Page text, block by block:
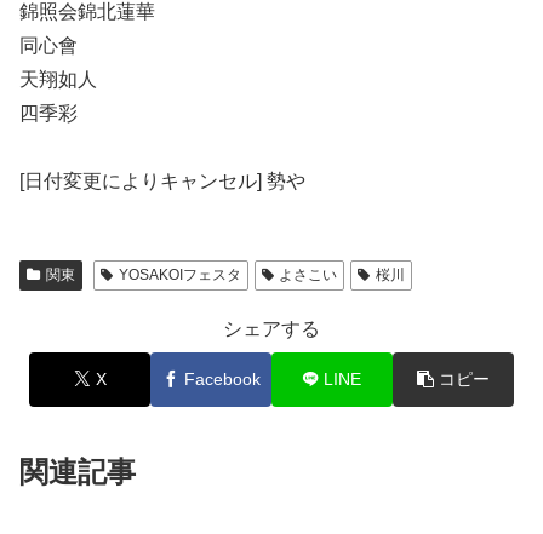
錦照会錦北蓮華
同心會
天翔如人
四季彩
[日付変更によりキャンセル] 勢や
関東 YOSAKOIフェスタ よさこい 桜川
シェアする
X Facebook LINE コピー
関連記事